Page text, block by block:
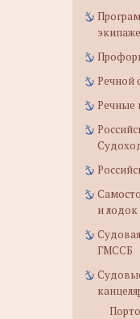
Речной
Речные
и лодок
ГМССБ